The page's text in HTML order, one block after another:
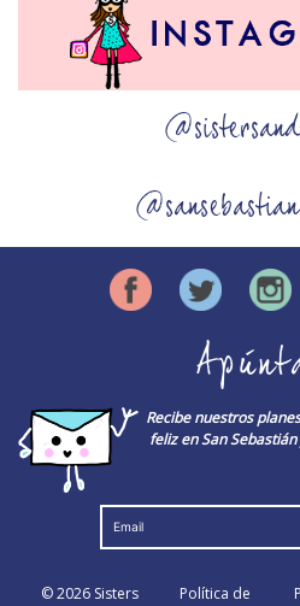
Recibe nuestros
feliz en San
© 2026 Sisters
Política de